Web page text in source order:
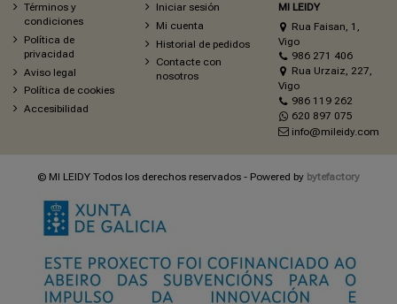
Términos y
condiciones
Política de
privacidad
Aviso legal
Política de cookies
Accesibilidad
Iniciar sesión
Mi cuenta
Historial de pedidos
Contacte con
nosotros
MI LEIDY
Rua Faisan, 1,
Vigo
986 271 406
Rua Urzaiz, 227,
Vigo
986 119 262
620 897 075
info@mileidy.com
© MI LEIDY Todos los derechos reservados - Powered by bytefactory